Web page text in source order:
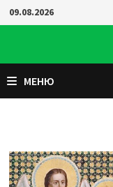
Перейти
к
09.08.2026
МЕНЮ